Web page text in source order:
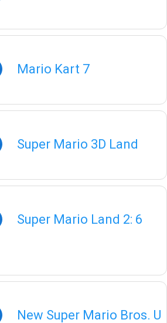
Mario Kart 7
Super Mario 3D Land
Super Mario Land 2: 6
New Super Mario Bros. U